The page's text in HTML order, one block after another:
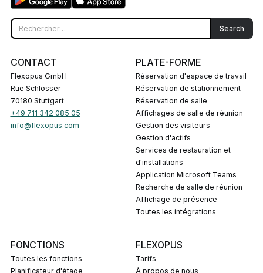
CONTACT
Flexopus GmbH
Rue Schlosser
70180 Stuttgart
+49 711 342 085 05
info@flexopus.com
PLATE-FORME
Réservation d'espace de travail
Réservation de stationnement
Réservation de salle
Affichages de salle de réunion
Gestion des visiteurs
Gestion d'actifs
Services de restauration et
d'installations
Application Microsoft Teams
Recherche de salle de réunion
Affichage de présence
Toutes les intégrations
FONCTIONS
Toutes les fonctions
Planificateur d'étage
FLEXOPUS
Tarifs
À propos de nous